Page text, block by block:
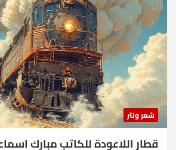
شعر ونثر
قطار اللاعودة للكاتب مبارك